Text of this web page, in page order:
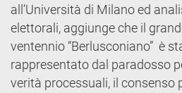
all’Università di Milano ed
elettorali, aggiunge che il
ventennio “Berlusconiano” è
rappresentato dal paradosso
verità processuali, il consenso